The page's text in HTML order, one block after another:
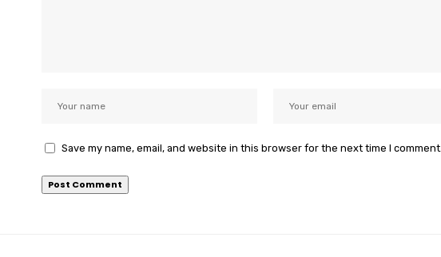
Save my name, email, and website in this browser for the next time I comment.